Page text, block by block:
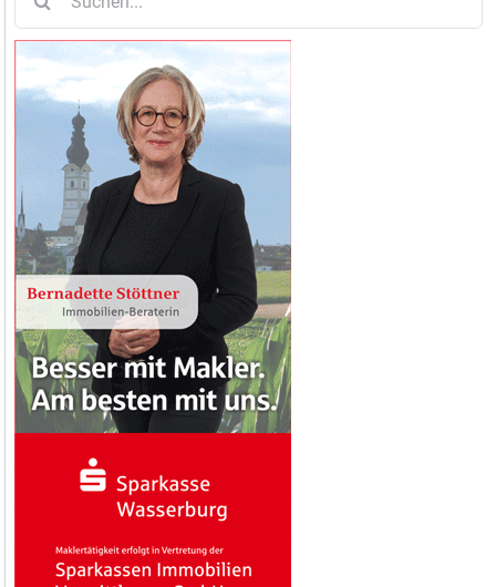
nach: